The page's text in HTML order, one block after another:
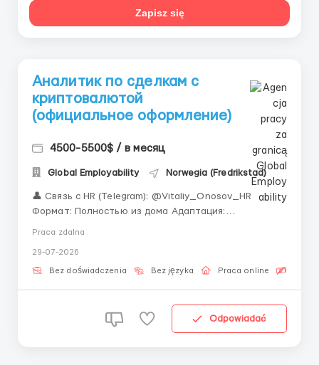
Zapisz się
Аналитик по сделкам с
криптовалютой
(официальное оформление)
4500-5500$ / в месяц
Global Employability Norwegia (Fredrikstad)
👤 Связь с HR (Telegram): @Vitaliy_Onosov_HR
Формат: Полностью из дома Адаптация:
— берём без опыта и обучаем.» За кулисами
торговли: когда трейдер нажимает кнопку
Praca zdalna
29-07-2026
Bez doświadczenia Bez języka Praca online
Odpowiadać